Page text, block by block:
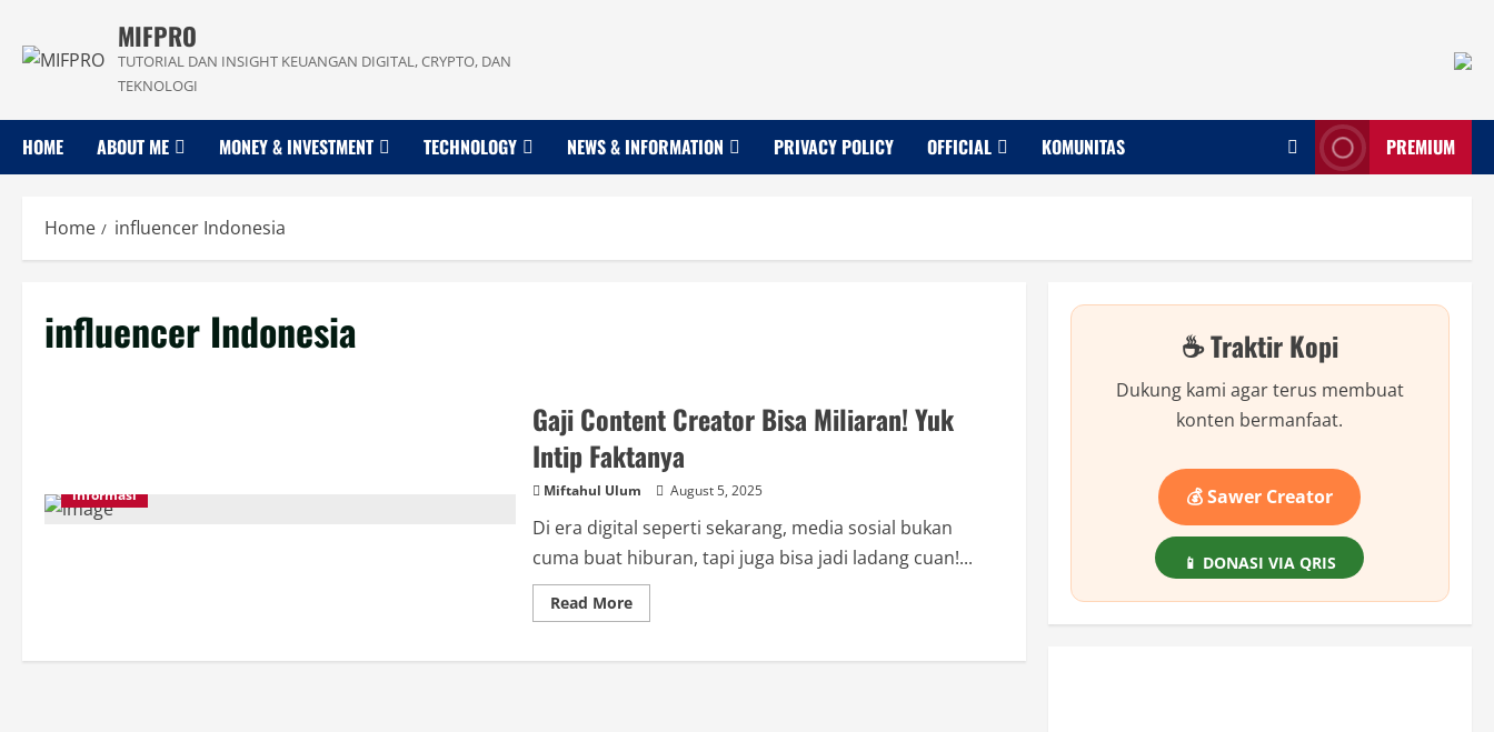
content
MIFPRO
TUTORIAL DAN INSIGHT KEUANGAN DIGITAL, CRYPTO, DAN
TEKNOLOGI
HOME ABOUT ME MONEY & INVESTMENT TECHNOLOGY NEWS & INFORMATION PRIVACY POLICY OFFICIAL KOMUNITAS PREMIUM
Home influencer Indonesia
influencer Indonesia
informasi
Gaji Content Creator Bisa Miliaran! Yuk
Intip Faktanya
Miftahul Ulum August 5, 2025
Di era digital seperti sekarang, media sosial bukan
cuma buat hiburan, tapi juga bisa jadi ladang cuan!...
Read MoreRead
more
Content
☕ Traktir Kopi
Dukung kami agar terus membuat
konten bermanfaat.
💰 Sawer Creator
📱 DONASI VIA QRIS